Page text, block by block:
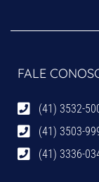
FALE
(41) 3532-
(41) 3503-
(41) 3336-